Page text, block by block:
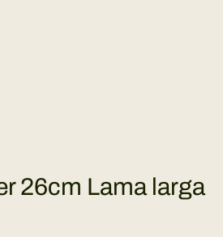
26cm Lama larga